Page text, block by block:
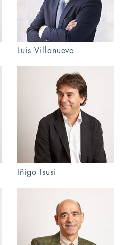
Luis Villanueva
Iñigo Isusi